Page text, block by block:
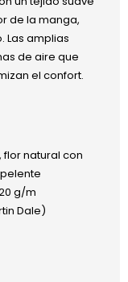
de la manga,
Las amplias
de aire que
el confort.
flor natural con
g/m
Dale)